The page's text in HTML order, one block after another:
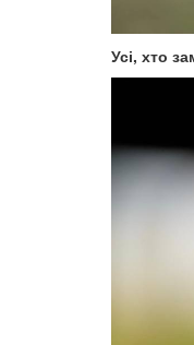
Усі, хто